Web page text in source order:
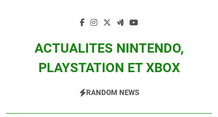
ACTUALITES NINTENDO,
PLAYSTATION ET XBOX
Zelda, Splatoon, Pokemon Entre Autres
RANDOM NEWS